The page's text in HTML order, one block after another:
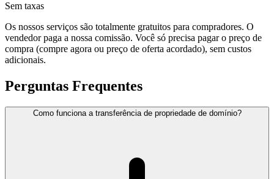
Sem taxas
Os nossos serviços são totalmente gratuitos para compradores. O
vendedor paga a nossa comissão. Você só precisa pagar o preço de
compra (compre agora ou preço de oferta acordado), sem custos
adicionais.
Perguntas Frequentes
Como funciona a transferência de propriedade de domínio?